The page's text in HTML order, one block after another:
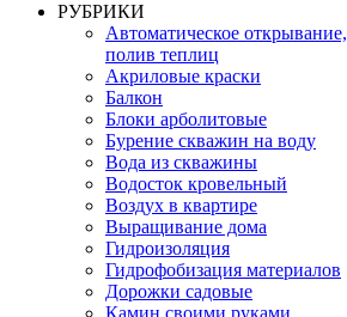
РУБРИКИ
Автоматическое
полив теплиц
Акриловые краски
Балкон
Блоки арболитовые
Бурение скважин на воду
Вода из скважины
Водосток кровельный
Воздух в квартире
Выращивание дома
Гидроизоляция
Гидрофобизация материалов
Дорожки садовые
Камин своими руками